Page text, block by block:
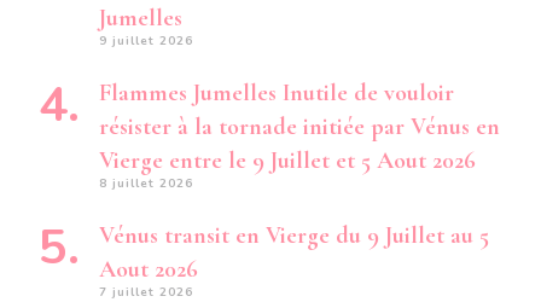
Jumelles
9 juillet 2026
Flammes Jumelles Inutile de vouloir
résister à la tornade initiée par Vénus en
Vierge entre le 9 Juillet et 5 Aout 2026
8 juillet 2026
Vénus transit en Vierge du 9 Juillet au 5
Aout 2026
7 juillet 2026